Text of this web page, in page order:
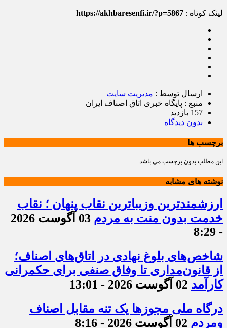
لینک کوتاه : https://akhbaresenfi.ir/?p=5867
ارسال توسط : مدیریت سایت
منبع : پایگاه خبری اتاق اصناف ایران
157 بازدید
بدون دیدگاه
برچسب ها
این مطلب بدون برچسب می باشد.
نوشته های مشابه
ارزشمندترین وزیباترین نقاب پنهان ؛ نقاب
خدمت بدون منت به مردم
03 آگوست 2026
- 8:29
شاخص‌های بلوغ نهادی در اتاق‌های اصناف؛
از قانون‌مداری تا وفاق صنفی برای حکمرانی
کارآمد 02 آگوست 2026 - 13:01
درگاه ملی مجوزها یک تنه مقابل اصناف
ومردم 02 آگوست 2026 - 8:16